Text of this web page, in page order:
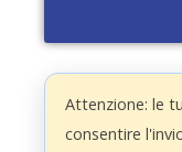
Attenzione: le
consentire